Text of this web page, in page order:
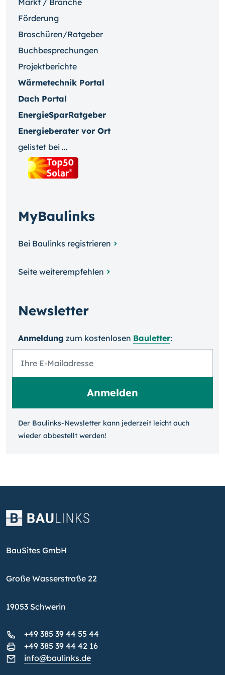
Markt / Branche
Förderung
Broschüren/Ratgeber
Buchbesprechungen
Projektberichte
Wärmetechnik Portal
Dach Portal
EnergieSparRatgeber
Energieberater vor Ort
gelistet bei ...
MyBaulinks
Bei Baulinks registrieren
Seite weiterempfehlen
Newsletter
Anmeldung zum kosten­losen Bauletter:
Der Baulinks-Newsletter kann jeder­zeit leicht auch
wieder ab­bestellt werden!
BauSites GmbH
Große Wasserstraße 22
19053 Schwerin
+49 385 39 44 55 44
+49 385 39 44 42 16
info@baulinks.de